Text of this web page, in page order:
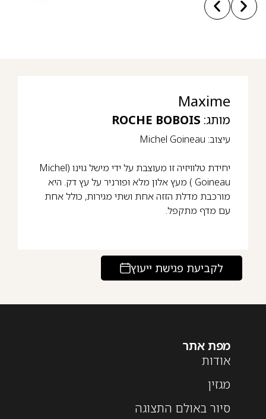
Maxime
מותג: ROCHE BOBOIS
עיצוב: Michel Goineau
יחידת טלוויזיה זו מעוצבת על ידי מישל גוינו (Michel
Goineau ) מעץ אלון מלא ופורניר על עץ דק. היא
מורכבת מדלת הזזה אחת ושתי מגירות, כולל אחת
עם מדף מתקפל.
לקביעת פגישת ייעוץ
מפת אתר
אודות
מגזין
סיור באולם התצוגה